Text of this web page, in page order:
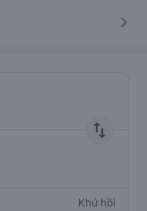
keyboard_arrow_right
import_export
Khứ hồi